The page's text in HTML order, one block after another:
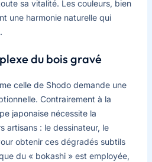
sa vitalité. Les couleurs, bien
une harmonie naturelle qui
du bois gravé
celle de Shodo demande une
Contrairement à la
japonaise nécessite la
artisans : le dessinateur, le
obtenir ces dégradés subtils
du « bokashi » est employée,